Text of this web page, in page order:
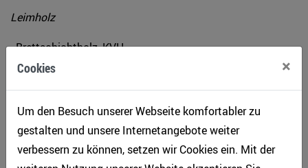
Cookies ×
Um den Besuch unserer Webseite komfortabler zu
gestalten und unsere Internetangebote weiter
verbessern zu können, setzen wir Cookies ein. Mit der
Leimholz
- Brettschichtholz, KVH
- Duobalken, Ständerholz
- Massivholzplatten, 1-Schicht/3-Schicht
- Laubholzplatten, Treppenplatten